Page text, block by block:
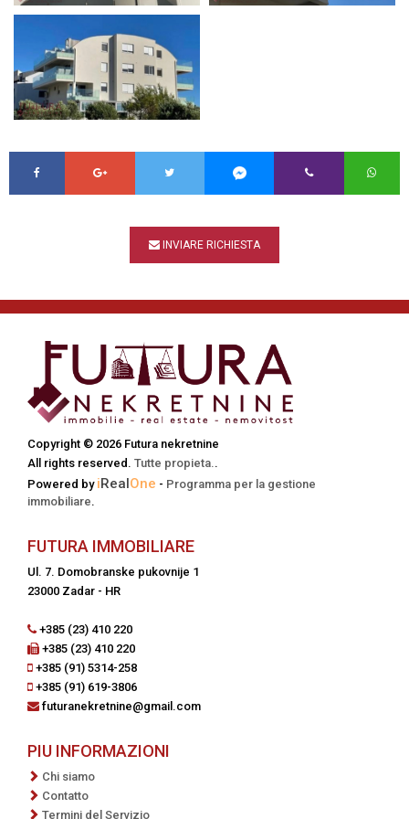
INVIARE RICHIESTA
Copyright © 2026 Futura nekretnine
All rights reserved. Tutte propieta..
Powered by iReal One - Programma per la gestione
immobiliare.
FUTURA IMMOBILIARE
Ul. 7. Domobranske pukovnije 1
23000 Zadar - HR
+385 (23) 410 220
+385 (23) 410 220
+385 (91) 5314-258
+385 (91) 619-3806
futuranekretnine@gmail.com
PIU INFORMAZIONI
Chi siamo
Contatto
Termini del Servizio